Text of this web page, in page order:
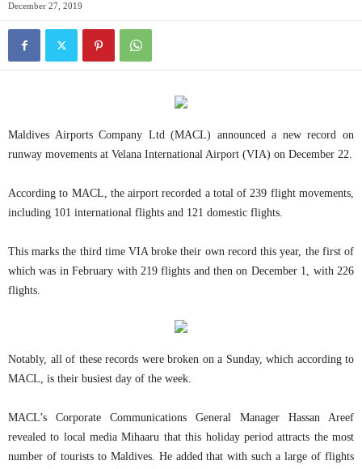
December 27, 2019
Maldives Airports Company Ltd (MACL) announced a new record on
runway movements at Velana International Airport (VIA) on December 22.
According to MACL, the airport recorded a total of 239 flight movements,
including 101 international flights and 121 domestic flights.
This marks the third time VIA broke their own record this year, the first of
which was in February with 219 flights and then on December 1, with 226
flights.
Notably, all of these records were broken on a Sunday, which according to
MACL, is their busiest day of the week.
MACL’s Corporate Communications General Manager Hassan Areef
revealed to local media Mihaaru that this holiday period attracts the most
number of tourists to Maldives. He added that with such a large of flights